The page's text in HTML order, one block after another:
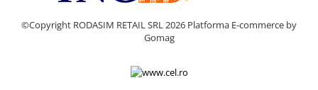
©Copyright RODASIM RETAIL SRL 2026 Platforma E-commerce by
Gomag